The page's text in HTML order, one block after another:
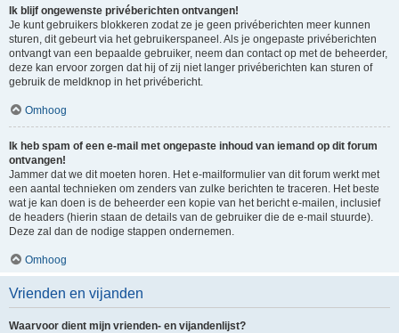
Ik blijf ongewenste privéberichten ontvangen!
Je kunt gebruikers blokkeren zodat ze je geen privéberichten meer kunnen
sturen, dit gebeurt via het gebruikerspaneel. Als je ongepaste privéberichten
ontvangt van een bepaalde gebruiker, neem dan contact op met de beheerder,
deze kan ervoor zorgen dat hij of zij niet langer privéberichten kan sturen of
gebruik de meldknop in het privébericht.
Omhoog
Ik heb spam of een e-mail met ongepaste inhoud van iemand op dit forum
ontvangen!
Jammer dat we dit moeten horen. Het e-mailformulier van dit forum werkt met
een aantal technieken om zenders van zulke berichten te traceren. Het beste
wat je kan doen is de beheerder een kopie van het bericht e-mailen, inclusief
de headers (hierin staan de details van de gebruiker die de e-mail stuurde).
Deze zal dan de nodige stappen ondernemen.
Omhoog
Vrienden en vijanden
Waarvoor dient mijn vrienden- en vijandenlijst?